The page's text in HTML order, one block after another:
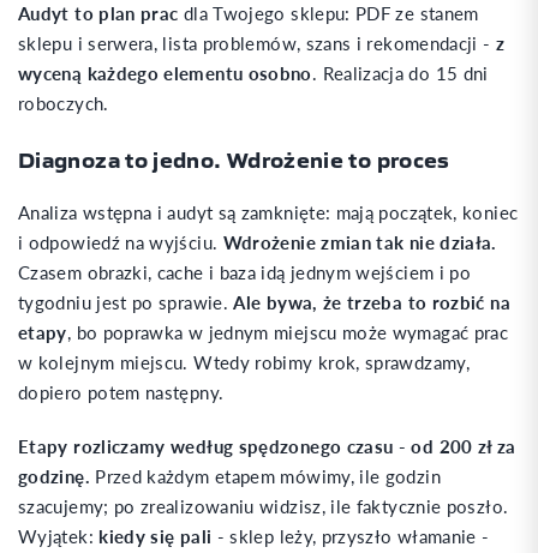
Audyt to plan prac dla Twojego sklepu: PDF ze stanem
sklepu i serwera, lista problemów, szans i rekomendacji - z
wyceną każdego elementu osobno. Realizacja do 15 dni
roboczych.
Diagnoza to jedno. Wdrożenie to proces
Analiza wstępna i audyt są zamknięte: mają początek, koniec
i odpowiedź na wyjściu. Wdrożenie zmian tak nie działa.
Czasem obrazki, cache i baza idą jednym wejściem i po
tygodniu jest po sprawie.Ale bywa, że trzeba to rozbić na
etapy, bo poprawka w jednym miejscu może wymagać prac
w kolejnym miejscu. Wtedy robimy krok, sprawdzamy,
dopiero potem następny.
Etapy rozliczamy według spędzonego czasu - od 200 zł za
godzinę. Przed każdym etapem mówimy, ile godzin
szacujemy; po zrealizowaniu widzisz, ile faktycznie poszło.
Wyjątek: kiedy się pali - sklep leży, przyszło włamanie -